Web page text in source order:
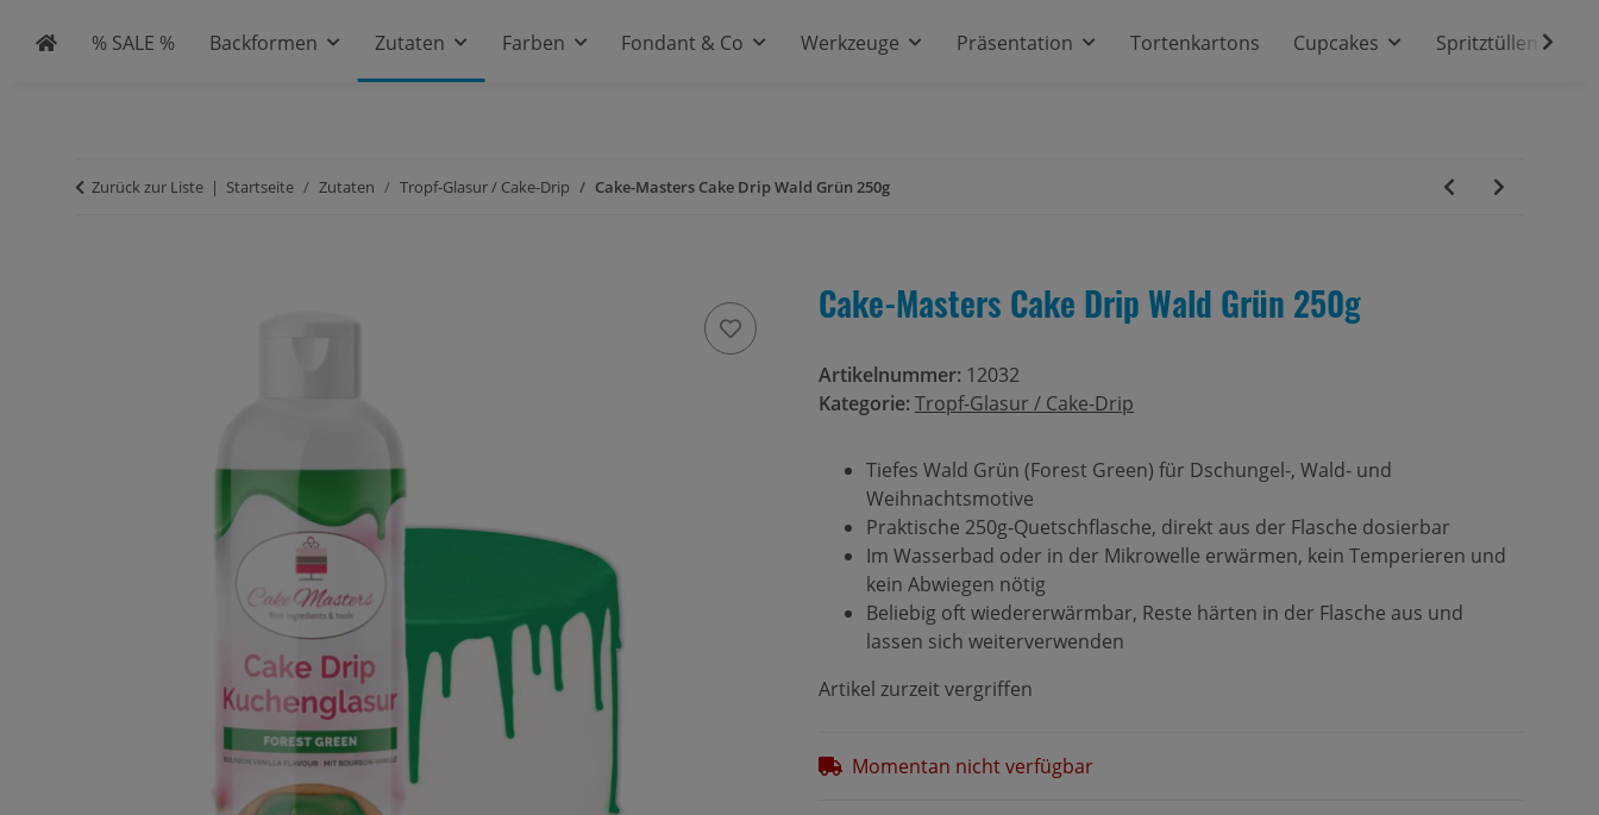
% SALE % Backformen Zutaten Farben Fondant & Co Werkzeuge Präsentation Tortenkartons Cupcakes Spritztüllen
Zurück zur Liste Startseite Zutaten Tropf-Glasur / Cake-Drip Cake-Masters Cake Drip Wald Grün 250g
Cake-Masters Cake Drip Wald Grün 250g
Artikelnummer: 12032
Kategorie:Tropf-Glasur / Cake-Drip
Tiefes Wald Grün (Forest Green) für Dschungel-, Wald- und
Weihnachtsmotive
Praktische 250g-Quetschflasche, direkt aus der Flasche dosierbar
Im Wasserbad oder in der Mikrowelle erwärmen, kein Temperieren und
kein Abwiegen nötig
Beliebig oft wiedererwärmbar, Reste härten in der Flasche aus und
lassen sich weiterverwenden
Artikel zurzeit vergriffen
Momentan nicht verfügbar